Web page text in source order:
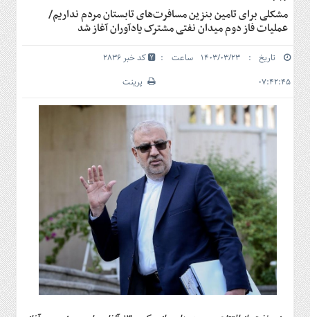
خانه
بازار
سرمایه
و
بورس
و
شهری
گاز
و
پتروشیمی
صنعت
و
خودرو
استارت
آپ
و
فن
مشکلی برای تامین بنزین مسافرت‌های تابستان مردم نداریم/
عملیات فاز دوم میدان نفتی مشترک یادآوران آغاز شد
تاریخ : ۱۴۰۳/۰۳/۲۳ ساعت :
۰۷:۴۲:۴۵
کد خبر 2836
پرینت